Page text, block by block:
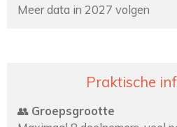
Meer data in 2027 volgen
Praktische
👥 Groepsgrootte